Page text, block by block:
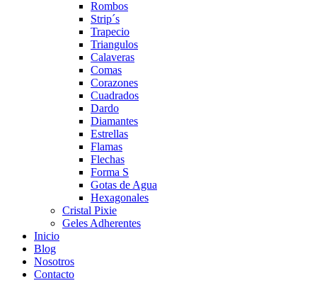
Rombos
Strip´s
Trapecio
Triangulos
Calaveras
Comas
Corazones
Cuadrados
Dardo
Diamantes
Estrellas
Flamas
Flechas
Forma S
Gotas de Agua
Hexagonales
Cristal Pixie
Geles Adherentes
Inicio
Blog
Nosotros
Contacto